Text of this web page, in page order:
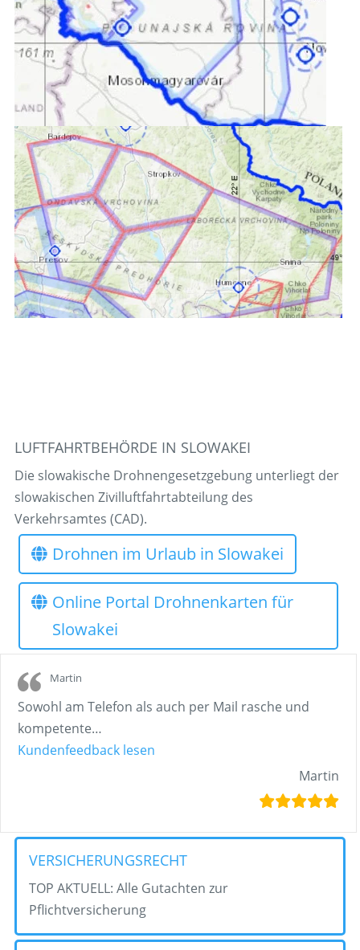
LUFTFAHRTBEHÖRDE IN SLOWAKEI
Die slowakische Drohnengesetzgebung unterliegt der
slowakischen Zivilluftfahrtabteilung des
Verkehrsamtes (CAD).
Drohnen im Urlaub in Slowakei
Online Portal Drohnenkarten für
Slowakei
Martin
Sowohl am Telefon als auch per Mail rasche und
kompetente…
Kundenfeedback lesen
Martin
VERSICHERUNGSRECHT
TOP AKTUELL: Alle Gutachten zur
Pflichtversicherung